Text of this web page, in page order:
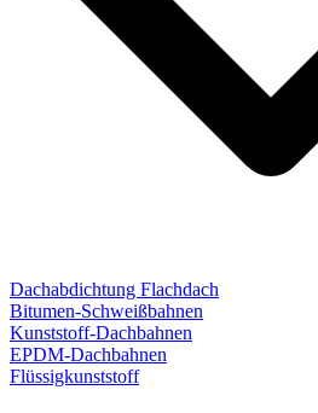
Dachabdichtung Flachdach
Bitumen-Schweißbahnen
Kunststoff-Dachbahnen
EPDM-Dachbahnen
Flüssigkunststoff